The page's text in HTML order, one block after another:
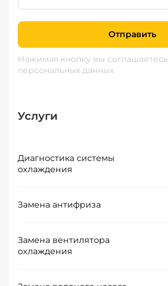
Отправить
Нажимая кнопку вы соглашаетесь
персональных данных
Услуги
Диагностика системы
охлаждения
Замена антифриза
Замена вентилятора
охлаждения